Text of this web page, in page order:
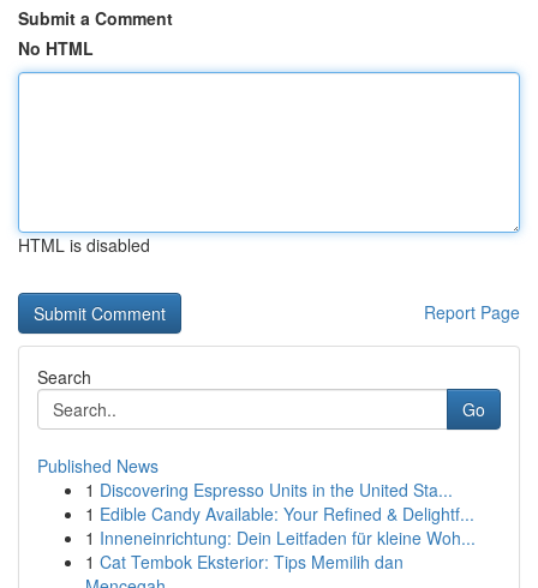
Submit a Comment
No HTML
HTML is disabled
Report Page
Search
Go
Published News
1 Discovering Espresso Units in the United Sta...
1 Edible Candy Available: Your Refined & Delightf...
1 Inneneinrichtung: Dein Leitfaden für kleine Woh...
1 Cat Tembok Eksterior: Tips Memilih dan